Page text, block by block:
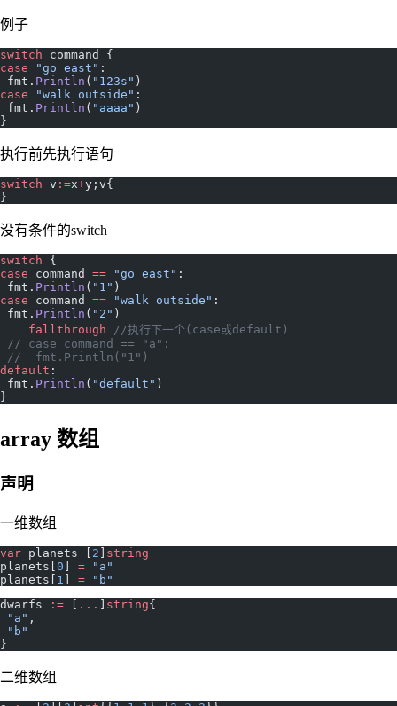
例子
switch command {
case "go east" :
fmt. Println ( "123s" )
case "walk outside" :
fmt. Println ( "aaaa" )
}
执行前先执行语句
switch v :=x+y;v{
}
没有条件的switch
switch {
case command == "go east" :
fmt. Println ( "1" )
case command == "walk outside" :
fmt. Println ( "2" )
    fallthrough
//执行下一个(case或default)
// case command == "a":
//  fmt.Println("1")
default :
fmt. Println ( "default" )
}
array 数组
声明
一维数组
var planets [ 2
string
planets[ 0 = "a"
planets[ 1 = "b"
dwarfs
:= ... string{
"a" ,
"b"
}
二维数组